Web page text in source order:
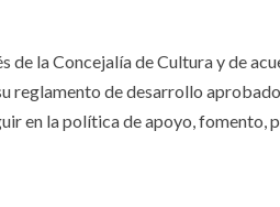
de la Concejalía de Cultura y de
reglamento de desarrollo
en la política de apoyo, fomento,